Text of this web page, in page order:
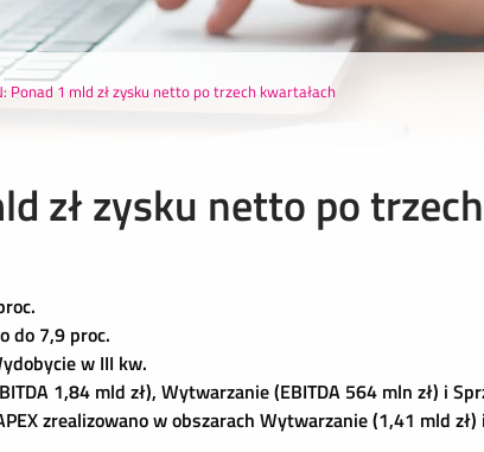
Ponad 1 mld zł zysku netto po trzech kwartałach
zł zysku netto po
do 7,9 proc.
w III kw.
1,84 mld zł), Wytwarzanie (EBITDA 564 mln zł) i
zrealizowano w obszarach Wytwarzanie (1,41 mld